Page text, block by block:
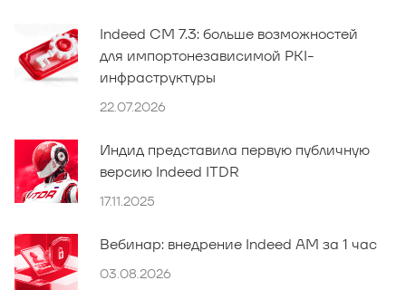
Indeed CM 7.3: больше возможностей
для импортонезависимой PKI-
инфраструктуры
22.07.2026
Индид представила первую публичную
версию Indeed ITDR
17.11.2025
Вебинар: внедрение Indeed AM за 1 час
03.08.2026